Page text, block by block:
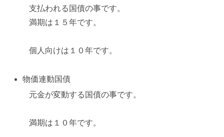
支払われる国債の事です。
満期は１５年です。
個人向けは１０年です。
物価連動国債
元金が変動する国債の事です。
満期は１０年です。